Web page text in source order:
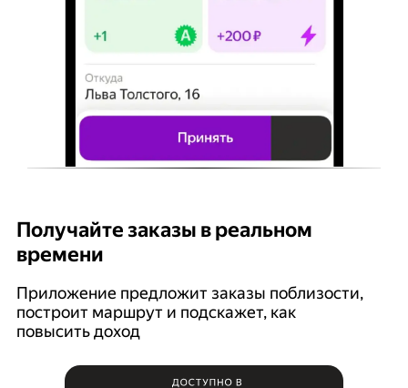
Получайте заказы в реальном
времени
Приложение предложит заказы поблизости,
построит маршрут и подскажет, как
повысить доход